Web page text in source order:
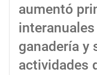
aumentó
ganadería y
actividades